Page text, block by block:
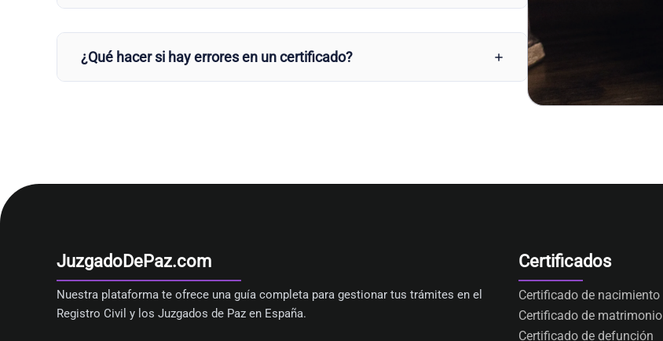
¿Qué hacer si hay errores en un certificado?
JuzgadoDePaz.com
Nuestra plataforma te ofrece una guía completa para gestionar tus trámites en el
Registro Civil y los Juzgados de Paz en España.
Certificados
Certificado de nacimiento
Certificado de matrimonio
Certificado de defunción